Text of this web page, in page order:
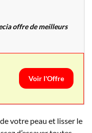
offre de meilleurs
Voir l'Offre
votre peau et lisser le